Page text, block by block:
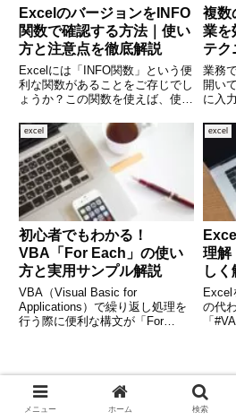
ExcelのバージョンをINFO
関数で確認する方法｜使い
方と注意点を徹底解説
Excelには「INFO関数」という便
利な関数があることをご存じでし
ょうか？この関数を使えば、使用
報など、さまざまなシステムに関
する情報を簡単に取得できます。
特に、職場や複数の端末で作業し
ている方にとって
複数
業を
テク
業務
開い
に入
面を
どこ
なっ
たび
excel
初心者でもわかる！
VBA「For Each」の使い
方と実用サンプル解説
VBA（Visual Basic for
Applications）で繰り返し処理を
行う際に便利な構文が「For
コードが簡潔で読みやすくなると
いう
excel
理解
しく
Excel
の代
「
なく
解し
メニュー ホーム 検索